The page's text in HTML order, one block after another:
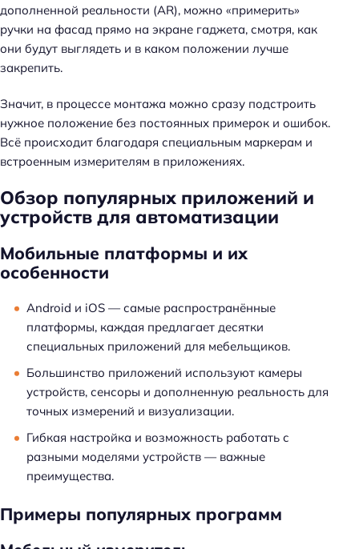
дополненной реальности (AR), можно «примерить»
ручки на фасад прямо на экране гаджета, смотря, как
они будут выглядеть и в каком положении лучше
закрепить.
Значит, в процессе монтажа можно сразу подстроить
нужное положение без постоянных примерок и ошибок.
Всё происходит благодаря специальным маркерам и
встроенным измерителям в приложениях.
Обзор популярных приложений и
устройств для автоматизации
Мобильные платформы и их
особенности
Android и iOS — самые распространённые
платформы, каждая предлагает десятки
специальных приложений для мебельщиков.
Большинство приложений используют камеры
устройств, сенсоры и дополненную реальность для
точных измерений и визуализации.
Гибкая настройка и возможность работать с
разными моделями устройств — важные
преимущества.
Примеры популярных программ